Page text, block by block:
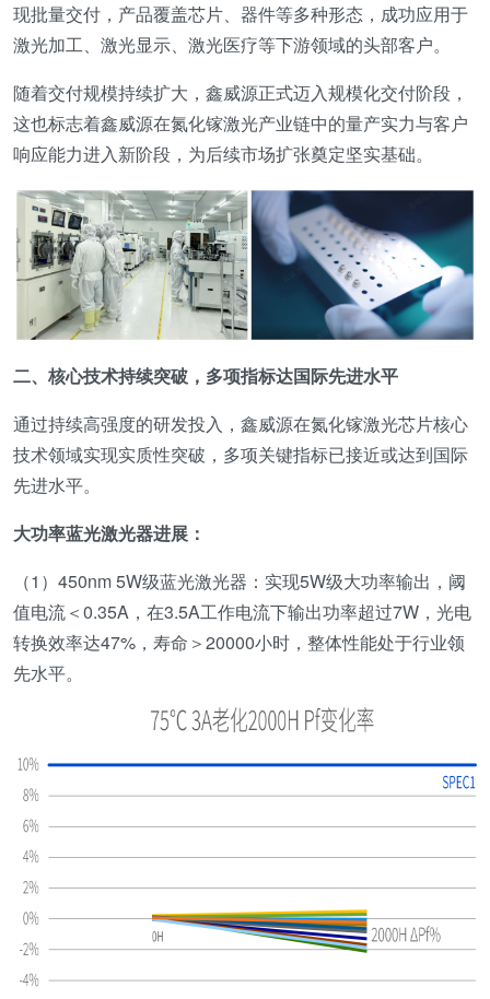
现批量交付，产品覆盖芯片、器件等多种形态，成功应用于
激光加工、激光显示、激光医疗等下游领域的头部客户。
随着交付规模持续扩大，鑫威源正式迈入规模化交付阶段，
这也标志着鑫威源在氮化镓激光产业链中的量产实力与客户
响应能力进入新阶段，为后续市场扩张奠定坚实基础。
二、 核心技术持续突破，多项指标达国际先进水平
通过持续高强度的研发投入，鑫威源在氮化镓激光芯片核心
技术领域实现实质性突破，多项关键指标已接近或达到国际
先进水平。
大功率蓝光激光器进展 ：
（1）450nm 5W级蓝光激光器：实现5W级大功率输出，阈
值电流＜0.35A，在3.5A工作电流下输出功率超过7W，光电
转换效率达47%，寿命＞20000小时，整体性能处于行业领
先水平。